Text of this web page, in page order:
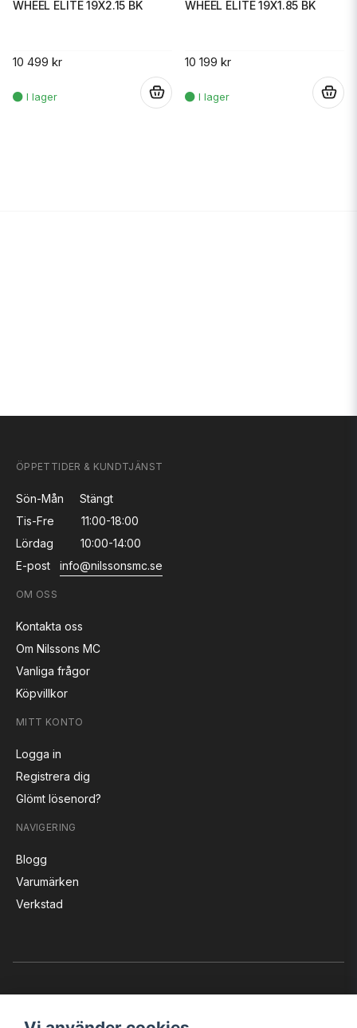
WHEEL ELITE 19X2.15 BK
10 499 kr
WHEEL ELITE 19X1.85 BK
10 199 kr
ÖPPETTIDER & KUNDTJÄNST
Sön-Mån
Stängt
Tis-Fre
11:00-18:00
Lördag
10:00-14:00
E-post
info@nilssonsmc.se
OM OSS
Kontakta oss
Om Nilssons MC
Vanliga frågor
Köpvillkor
MITT KONTO
Logga in
Registrera dig
Glömt lösenord?
NAVIGERING
Blogg
Varumärken
Verkstad